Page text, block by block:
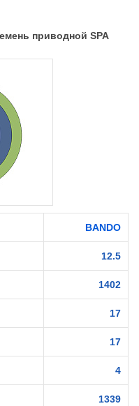
приводной SPA
BANDO
12.5
1402
17
17
4
1339